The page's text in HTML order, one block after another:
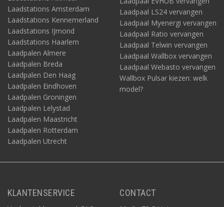
Laadstations Amsterdam
Laadstations Kennemerland
Laadstations IJmond
Laadstations Haarlem
Laadpalen Almere
Laadpalen Breda
Laadpalen Den Haag
Laadpalen Eindhoven
Laadpalen Groningen
Laadpalen Lelystad
Laadpalen Maastricht
Laadpalen Rotterdam
Laadpalen Utrecht
Laadpaal LS24 vervangen
Laadpaal Myenergi vervangen
Laadpaal Ratio vervangen
Laadpaal Telwin vervangen
Laadpaal Wallbox vervangen
Laadpaal Webasto vervangen
Wallbox Pulsar kiezen: welk
model?
KLANTENSERVICE CONTACT